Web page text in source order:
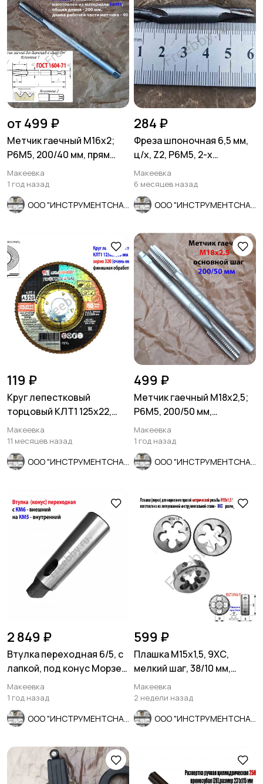
от 499 ₽
Метчик гаечный М16х2;
Р6М5, 200/40 мм, прям
хвост, основн шаг, СССР.
Макеевка
1 год назад
284 ₽
Фреза шпоночная 6,5 мм,
ц/х, Z2, Р6М5, 2-х
сторонняя, 60/12 мм,
СССР.
Макеевка
6 месяцев назад
119 ₽
Круг лепестковый
торцовый КЛТ1 125х22,
Prof, зерно А320, , для
полир.
Макеевка
11 месяцев назад
499 ₽
Метчик гаечный М18х2,5;
Р6М5, 200/50 мм,
длинный, основной шаг,
СССР.
Макеевка
1 год назад
2 849 ₽
Втулка переходная 6/5, с
лапкой, под конус Морзе,
с КМ6 на КМ5.
Макеевка
1 год назад
599 ₽
Плашка М15х1,5, 9ХС,
мелкий шаг, 38/10 мм,
ГОСТ 7740-71
Макеевка
2 недели назад